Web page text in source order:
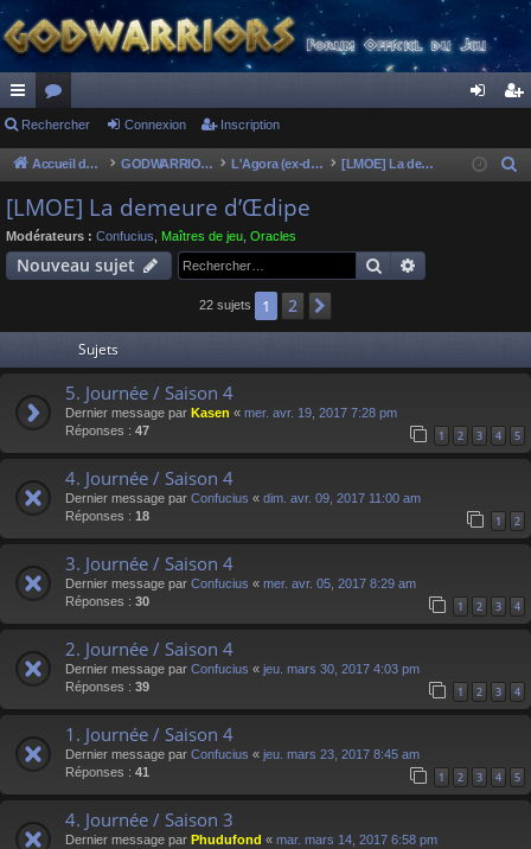
ac
co
ur
ci
or
u
m
s
ne cri
Rechercher Connexion Inscription
Accueil du forum GODWARRIORS - LE JEU L'Agora (ex-discussions of the dead) [LMOE] La demeure d’Œdipe
e
[LMOE] La demeure d’Œdipe
Modérateurs : Confucius Maîtres de jeu Oracles
Nouveau sujet Rechercher
22 sujets 1 2
Sujets
5. Journée / Saison 4
Dernier message par Kasen « mer. avr. 19, 2017 7:28 pm
Réponses : 47 1 2 3 4 5
4. Journée / Saison 4
Dernier message par Confucius « dim. avr. 09, 2017 11:00 am
Réponses : 18 1 2
3. Journée / Saison 4
Dernier message par Confucius « mer. avr. 05, 2017 8:29 am
Réponses : 30 1 2 3 4
2. Journée / Saison 4
Dernier message par Confucius « jeu. mars 30, 2017 4:03 pm
Réponses : 39 1 2 3 4
1. Journée / Saison 4
Dernier message par Confucius « jeu. mars 23, 2017 8:45 am
Réponses : 41 1 2 3 4 5
4. Journée / Saison 3
Dernier message par Phudufond « mar. mars 14, 2017 6:58 pm